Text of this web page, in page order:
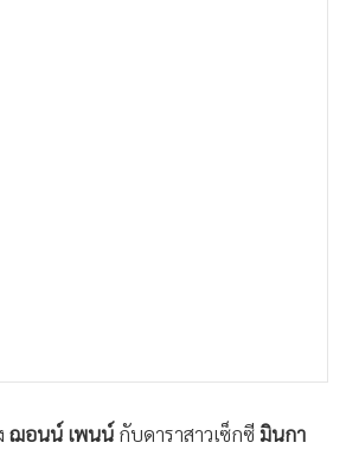
ฌอนน์ เพนน์ กับดาราสาวเซ็กซี มินกา